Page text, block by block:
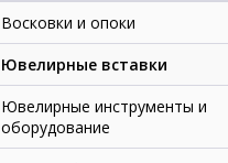
Восковки и опоки
Ювелирные вставки
Ювелирные инструменты и
оборудование